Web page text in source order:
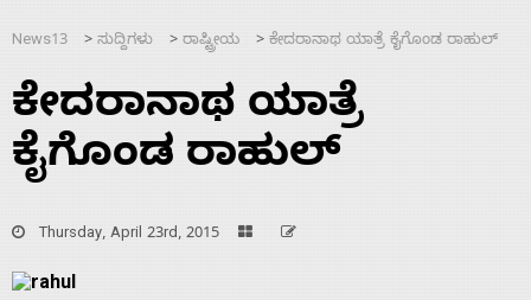
News13 > ಸುದ್ದಿಗಳು > ರಾಷ್ಟ್ರೀಯ > ಕೇದರಾನಾಥ ಯಾತ್ರೆ ಕೈಗೊಂಡ ರಾಹುಲ್
ಕೇದರಾನಾಥ ಯಾತ್ರೆ
ಕೈಗೊಂಡ ರಾಹುಲ್
Thursday, April 23rd, 2015